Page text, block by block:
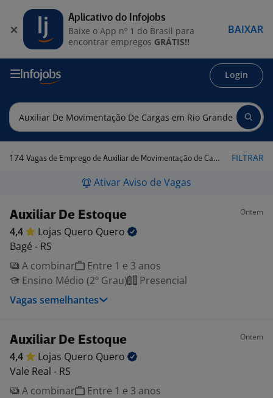
Login
174 Vagas de Emprego de Auxiliar de Movimentação de Cargas em Rio Grande do Sul FILTRAR
Ativar Aviso de Vagas
Auxiliar De Estoque Ontem
4,4 Lojas Quero Quero
Bagé - RS
A combinar
Entre 1 e 3 anos
Ensino Médio (2º Grau)
Presencial
Vagas semelhantes
Auxiliar De Estoque Ontem
4,4 Lojas Quero Quero
Vale Real - RS
A combinar
Entre 1 e 3 anos
Aplicativo do Infojobs
Baixe o App nº 1 do Brasil para
encontrar empregos GRÁTIS!!
BAIXAR